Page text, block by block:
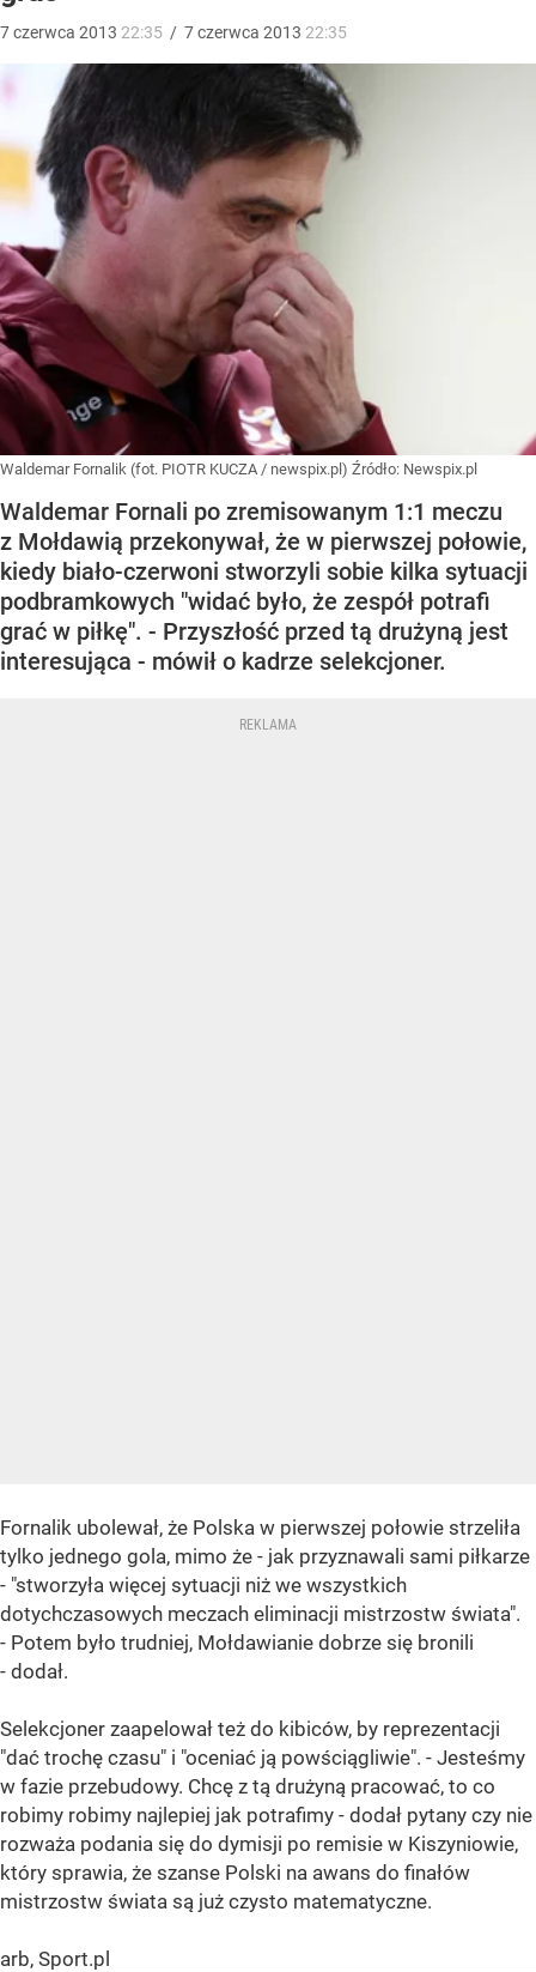
7czerwca 2013 22:35 / 7czerwca 2013 22:35
Waldemar Fornalik (fot. PIOTR KUCZA / newspix.pl) Źródło: Newspix.pl
Waldemar Fornali po zremisowanym 1:1 meczu
z Mołdawią przekonywał, że w pierwszej połowie,
kiedy biało-czerwoni stworzyli sobie kilka sytuacji
podbramkowych "widać było, że zespół potrafi
grać w piłkę". - Przyszłość przed tą drużyną jest
interesująca - mówił o kadrze selekcjoner.
Fornalik ubolewał, że Polska w pierwszej połowie strzeliła
tylko jednego gola, mimo że - jak przyznawali sami piłkarze
- "stworzyła więcej sytuacji niż we wszystkich
dotychczasowych meczach eliminacji mistrzostw świata".
- Potem było trudniej, Mołdawianie dobrze się bronili
- dodał.
Selekcjoner zaapelował też do kibiców, by reprezentacji
"dać trochę czasu" i "oceniać ją powściągliwie". - Jesteśmy
w fazie przebudowy. Chcę z tą drużyną pracować, to co
robimy robimy najlepiej jak potrafimy - dodał pytany czy nie
rozważa podania się do dymisji po remisie w Kiszyniowie,
który sprawia, że szanse Polski na awans do finałów
mistrzostw świata są już czysto matematyczne.
arb, Sport.pl